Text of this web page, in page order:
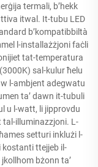
termali, b’hekk
itwal. It-tubu LED
b’kompatibbiltà
l-installażżjoni faċli
tat-temperatura
sal-kulur ħelu
l-ambjent adegwatu
ta’ dawn it-tubuli
u l-watt, li jipprovdu
tal-illuminazzjoni. L-
setturi inklużi l-
kostanti ttejjeb il-
bżonn ta’